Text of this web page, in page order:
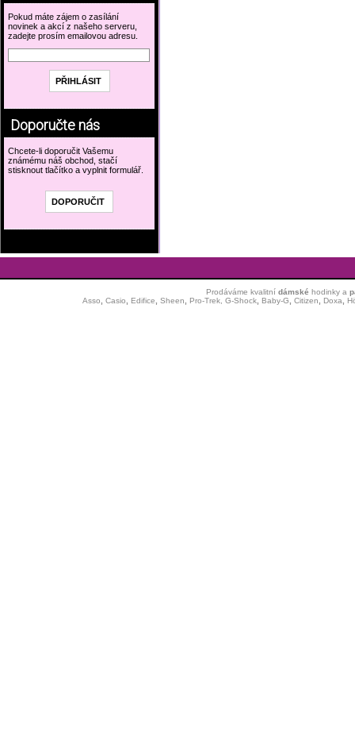
Pokud máte zájem o zasílání
novinek a akcí z našeho serveru,
zadejte prosím emailovou adresu.
Doporučte nás
Chcete-li doporučit Vašemu
známému náš obchod, stačí
stisknout tlačítko a vyplnit formulář.
Prodáváme kvalitní dámské hodinkya
Asso
Casio Edifice Sheen Pro-Trek, G-Shock, Baby-G Citizen Doxa